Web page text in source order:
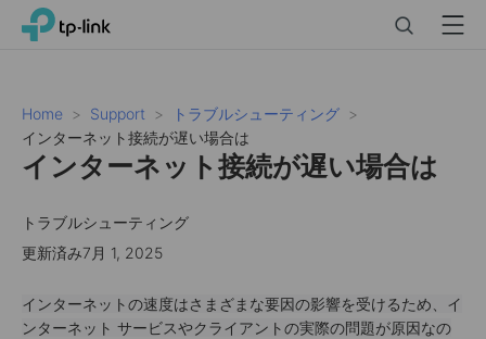
Click
navigation
TP-Link, Reliably Smart Menu
Home Support
トラブルシューティング
インターネット接続が遅い場合は
インターネット接続が遅い場合は
トラブルシューティング
更新済み7月 1, 2025
インターネットの速度はさまざまな要因の影響を受けるため、イ
ンターネット サービスやクライアントの実際の問題が原因なの